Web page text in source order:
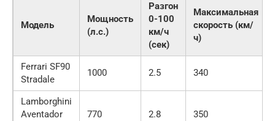
Модель
Мощность
(л.с.)
Разгон
0-100
км/ч
(сек)
Максимальная
скорость (км/
ч)
Ferrari SF90
Stradale
1000 2.5 340
Lamborghini
Aventador
770 2.8 350